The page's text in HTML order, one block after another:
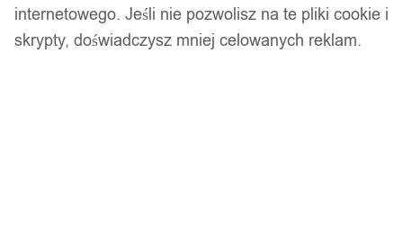
internetowego. Jeśli nie pozwolisz na te pliki cookie i
skrypty, doświadczysz mniej celowanych reklam.